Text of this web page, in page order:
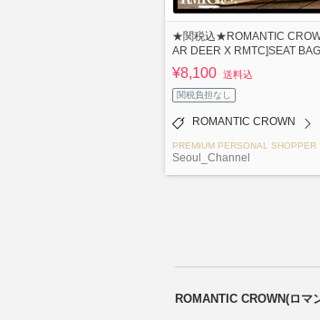
★関税込★ROMANTIC
AR DEER X RMTC]SEAT
¥8,100 送料込
関税負担なし
ROMANTIC CROWN
PREMIUM PERSONAL SHOPPER
Seoul_Channel
ROMANTIC CROWN(ロマ